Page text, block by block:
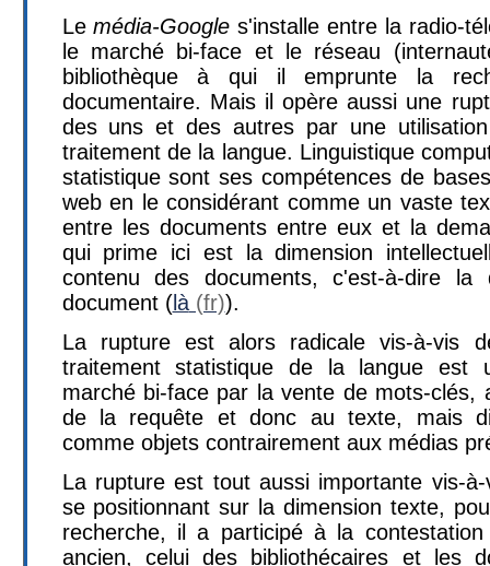
Lemédia-Google s'installe entre la radio-
le marché bi-face et le réseau
bibliothèque à qui il emprunte la
documentaire. Mais il opère aussi une
des uns et des autres par une
traitement de la langue. Linguistique
statistique sont ses compétences de
web en le considérant comme un vaste
entre les documents entre eux et la
qui prime ici est la dimension
contenu des documents, c'est-à-dire la
document (là
).
La rupture est alors radicale vis-à-vis
traitement statistique de la langue est
marché bi-face par la vente de mots-clés,
de la requête et donc au texte, mais
comme objets contrairement aux médias
La rupture est tout aussi importante vis-
se positionnant sur la dimension texte,
recherche, il a participé à la contestation
ancien, celui des bibliothécaires et les